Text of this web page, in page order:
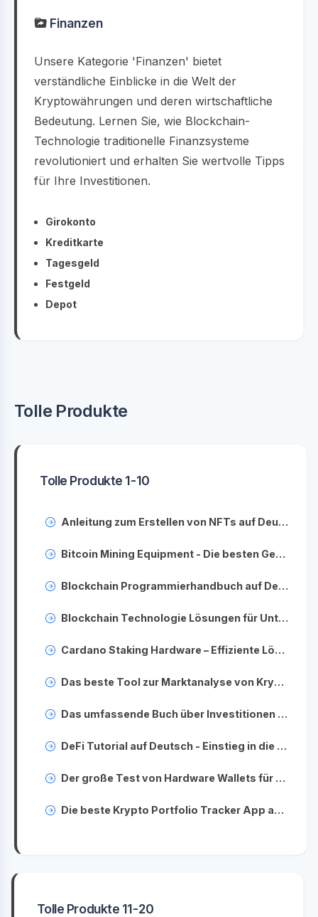
Finanzen
Unsere Kategorie 'Finanzen' bietet
verständliche Einblicke in die Welt der
Kryptowährungen und deren wirtschaftliche
Bedeutung. Lernen Sie, wie Blockchain-
Technologie traditionelle Finanzsysteme
revolutioniert und erhalten Sie wertvolle Tipps
für Ihre Investitionen.
Girokonto
Kreditkarte
Tagesgeld
Festgeld
Depot
Tolle Produkte
Tolle Produkte 1-10
Anleitung zum Erstellen von NFTs auf Deutsch - Schritt für Schritt zur eigenen digitalen Kunst
Bitcoin Mining Equipment - Die besten Geräte für profitables Mining im Jahr 2023
Blockchain Programmierhandbuch auf Deutsch – Praxisnahe Entwicklung von Smart Contracts
Blockchain Technologie Lösungen für Unternehmen - Optimieren Sie Ihre Geschäftsprozesse
Cardano Staking Hardware – Effiziente Lösungen zum ADA Staking
Das beste Tool zur Marktanalyse von Kryptowährungen - Echtzeit-Daten und Trends erkennen
Das umfassende Buch über Investitionen in digitale Währungen - Strategien und Tipps für Anleger
DeFi Tutorial auf Deutsch - Einstieg in die dezentrale Finanzwelt
Der große Test von Hardware Wallets für Kryptowährungen - Sicherheit und Benutzerfreundlichkeit im Vergleich
Die beste Krypto Portfolio Tracker App auf Deutsch - Verfolgen Sie Ihre Investments einfach und effektiv
Tolle Produkte 11-20